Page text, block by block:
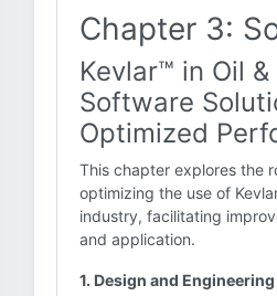
Chapter 3:
Kevlar™ in Oil &
Software
Optimized
This chapter explores the
optimizing the use of
industry, facilitating
and application.
1. Design and